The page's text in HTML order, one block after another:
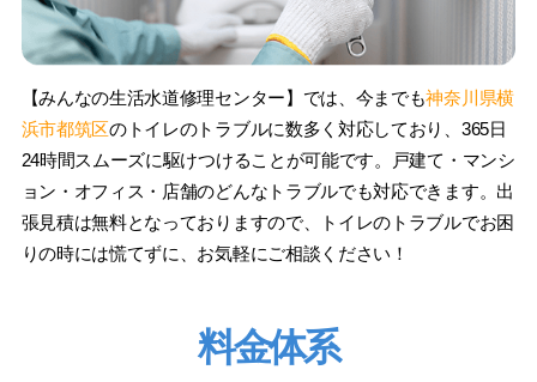
【みんなの生活水道修理センター】では、今までも神奈川県横
浜市都筑区のトイレのトラブルに数多く対応しており、365日
24時間スムーズに駆けつけることが可能です。戸建て・マンシ
ョン・オフィス・店舗のどんなトラブルでも対応できます。出
張見積は無料となっておりますので、トイレのトラブルでお困
りの時には慌てずに、お気軽にご相談ください！
料金体系